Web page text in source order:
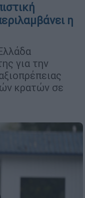
η
για την
κρατών σε